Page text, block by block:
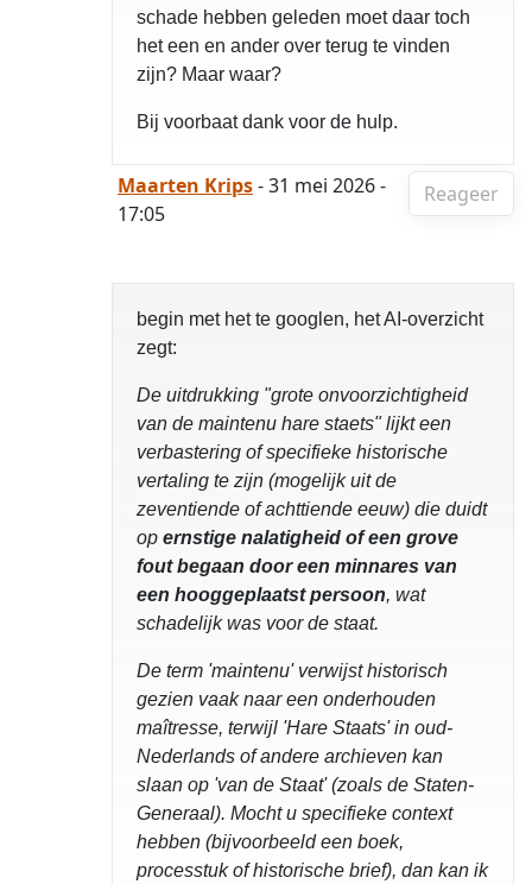
schade hebben geleden moet daar toch
het een en ander over terug te vinden
zijn? Maar waar?
Bij voorbaat dank voor de hulp.
Reageer
Maarten Krips- 31 mei 2026 -
17:05
begin met het te googlen, het AI-overzicht
zegt:
De uitdrukking "grote onvoorzichtigheid
van de maintenu hare staets" lijkt een
verbastering of specifieke historische
vertaling te zijn (mogelijk uit de
zeventiende of achttiende eeuw) die duidt
op ernstige nalatigheid of een grove
fout begaan door een minnares van
een hooggeplaatst persoon, wat
schadelijk was voor de staat.
De term 'maintenu' verwijst historisch
gezien vaak naar een onderhouden
maîtresse, terwijl 'Hare Staats' in oud-
Nederlands of andere archieven kan
slaan op 'van de Staat' (zoals de Staten-
Generaal). Mocht u specifieke context
hebben (bijvoorbeeld een boek,
processtuk of historische brief), dan kan ik